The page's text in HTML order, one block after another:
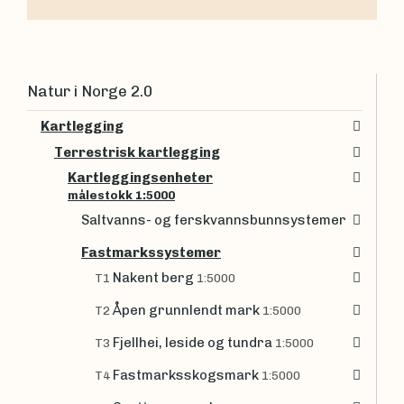
Natur i Norge 2.0
Kartlegging
Terrestrisk kartlegging
Kartleggingsenheter
målestokk 1:5000
Saltvanns- og ferskvannsbunnsystemer
Fastmarkssystemer
T1 Nakent berg 1:5000
T2Åpen grunnlendt mark 1:5000
T3 Fjellhei, leside og tundra 1:5000
T4 Fastmarksskogsmark 1:5000